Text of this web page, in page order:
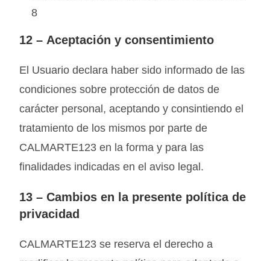
8
12 – Aceptación y consentimiento
El Usuario declara haber sido informado de las
condiciones sobre protección de datos de
carácter personal, aceptando y consintiendo el
tratamiento de los mismos por parte de
CALMARTE123 en la forma y para las
finalidades indicadas en el aviso legal.
13 –Cambios en la presente política de
privacidad
CALMARTE123 se reserva el derecho a